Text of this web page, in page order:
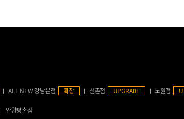
ALL NEW 강남본점 확장 신촌점 UPGRADE 노원점
안양평촌점